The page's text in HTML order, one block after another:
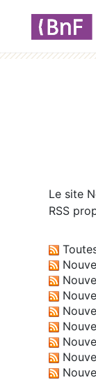
Le site
RSS